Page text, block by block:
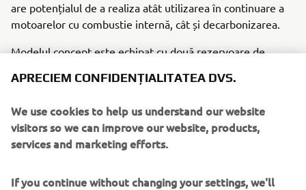
are potențialul de a realiza atât utilizarea în continuare a
motoarelor cu combustie internă, cât și decarbonizarea.
Modelul concept este echipat cu două rezervoare de
scaunul șoferului și pe spătarul banchetei din spate.
Până în prezent, Yamaha a anunțat modele conceptuale
echipate cu motoare pe hidrogen, inclusiv generatoare și
ROV-uri. Prin expunerea la acest eveniment, Yamaha
activitatea sa de decarbonizare.
APRECIEM CONFIDENȚIALITATEA DVS.
We use cookies to help us understand our website
visitors so we can improve our website, products,
services and marketing efforts.
If you continue without changing your settings, we'll